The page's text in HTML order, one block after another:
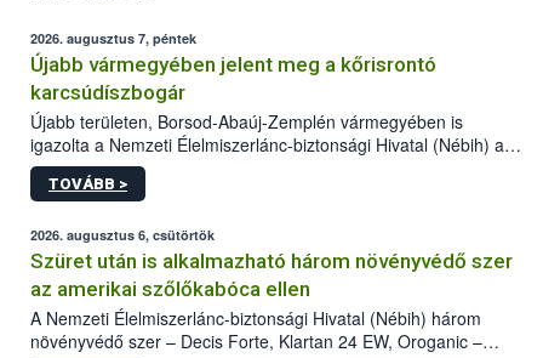
2026. augusztus 7, péntek
Újabb vármegyében jelent meg a kőrisrontó
karcsúdíszbogár
Újabb területen, Borsod-Abaúj-Zemplén vármegyében is
igazolta a Nemzeti Élelmiszerlánc-biztonsági Hivatal (Nébih) a
kőrisrontó karcsúdíszbogár (Agrilus planipennis) jelenlétét. A
kártevőt nem csak színcsapdában találták meg, de már fertőzött
az intenzív felderítést, emellett az intézkedéseket a szlovák
hatósággal is összehangolják a terjedés megállítása érdekében.
TOVÁBB >
2026. augusztus 6, csütörtök
Szüret után is alkalmazható három növényvédő szer
az amerikai szőlőkabóca ellen
A Nemzeti Élelmiszerlánc-biztonsági Hivatal (Nébih) három
növényvédő szer – Decis Forte, Klartan 24 EW, Oroganic –